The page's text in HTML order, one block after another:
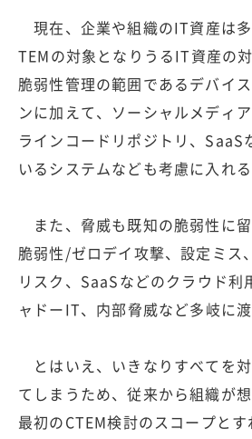
現在、企業や組織のIT資産は
TEMの対象となりうるIT資産の
脆弱性管理の範囲であるデバイ
ンに加えて、ソーシャルメディ
ラインコードリポジトリ、SaaS
いるシステムなども考慮に入れる
また、脅威も既知の脆弱性に
脆弱性/ゼロデイ攻撃、設定ミス
リスク、SaaSなどのクラウド利
ャドーIT、内部脅威など多岐に渡
とはいえ、いきなりすべてを
てしまうため、従来から組織が
最初のCTEM検討のスコープとす